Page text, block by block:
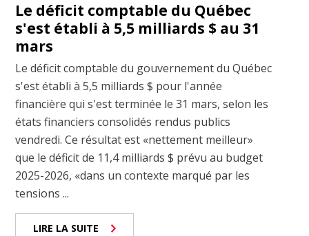
Le déficit comptable du Québec
s'est établi à 5,5 milliards $ au 31
mars
Le déficit comptable du gouvernement du Québec
s'est établi à 5,5 milliards $ pour l'année
financière qui s'est terminée le 31 mars, selon les
états financiers consolidés rendus publics
vendredi. Ce résultat est «nettement meilleur»
que le déficit de 11,4 milliards $ prévu au budget
2025-2026, «dans un contexte marqué par les
tensions ...
LIRE LA SUITE